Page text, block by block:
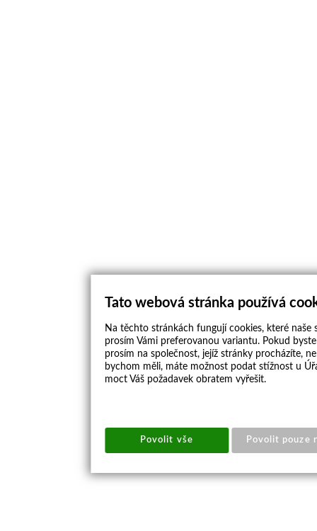
Tato webová stránka používá
Na těchto stránkách fungují cookies, které
prosím Vámi preferovanou variantu. Pokud
prosím na společnost, jejíž stránky procházíte,
bychom měli, máte možnost podat stížnost u
moct Váš požadavek obratem vyřešit.
Povolit vše Povolit pouze